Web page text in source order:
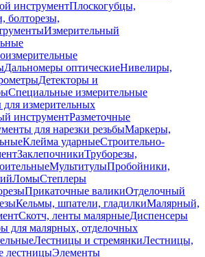
инструментПлоскогубцы,
болторезы,
Измерительный
Дальномеры оптическиеНивелиры,
Детекторы и
Специальные измерительные
для измерительных
инструментРазметочные
для нарезки резьбыМаркеры,
Клейма ударныеСтроительно-
ЗаклепочникиТруборезы,
МультитулыПробойники,
ЛомыСтеплеры
Прикаточные валикиОтделочный
Кельмы, шпатели, гладилкиМалярный,
Скотч, ленты малярныеДиспенсеры
для малярных, отделочных
Лестницы и стремянкиЛестницы,
лестницыЭлементы